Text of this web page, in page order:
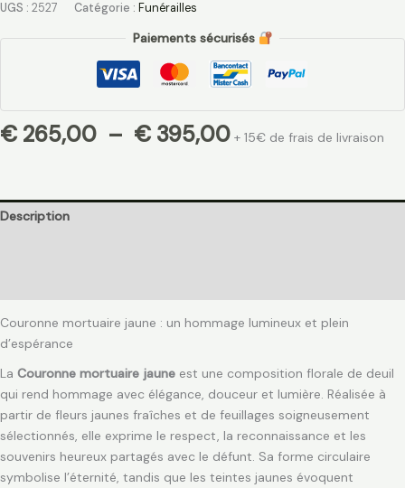
UGS : 2527 Catégorie : Funérailles
Paiements sécurisés
€ 265,00 – € 395,00 + 15€ de frais de livraison
Description
Couronne mortuaire jaune : un hommage lumineux et plein
d’espérance
La Couronne mortuaire jaune est une composition florale de deuil
qui rend hommage avec élégance, douceur et lumière. Réalisée à
partir de fleurs jaunes fraîches et de feuillages soigneusement
sélectionnés, elle exprime le respect, la reconnaissance et les
souvenirs heureux partagés avec le défunt. Sa forme circulaire
symbolise l’éternité, tandis que les teintes jaunes évoquent